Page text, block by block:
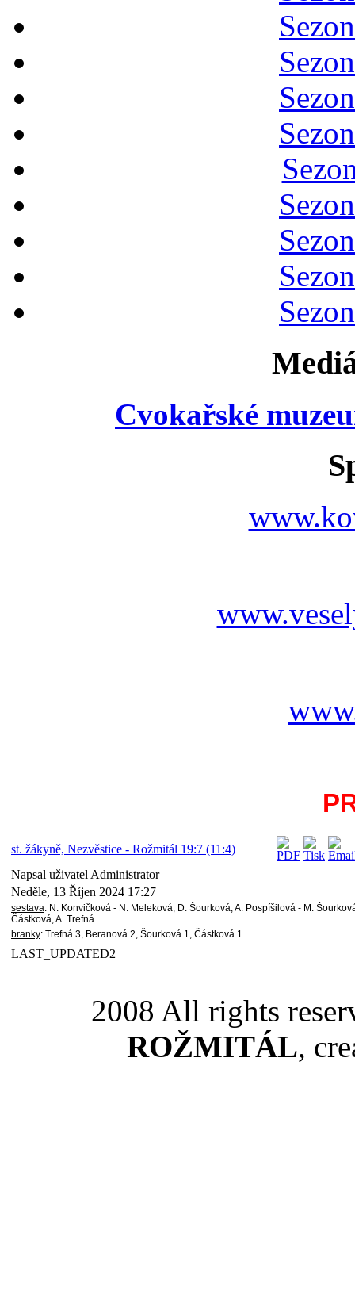
Cvokařské
st. žákyně, Nezvěstice - Rožmitál 19:7 (11:4)
Napsal uživatel Administrator
Neděle, 13 Říjen 2024 17:27
sestava: N. Konvičková - N. Meleková, D. Šourková, A. Pospíšilová - M.
Částková, A. Trefná
branky: Trefná 3, Beranová 2, Šourková 1, Částková 1
LAST_UPDATED2
2008 All rights
ROŽMITÁL,